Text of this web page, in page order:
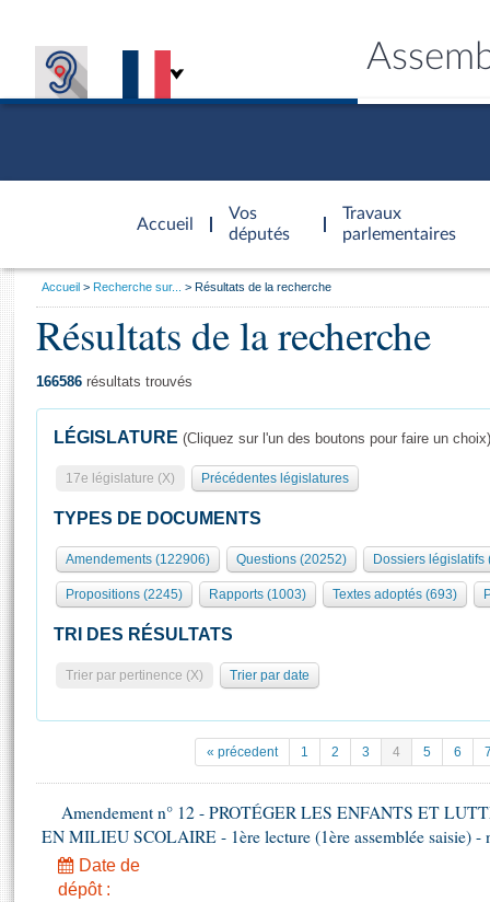
Accueil
d'accueil
Vos
députés
Travaux
parlementaires
Présidence
577 députés
Groupes politiques
Séance publique
Commissions et autres organes
Europe et International
Pétitions
Projets de loi
Propositions de loi
Amendements
Textes adoptés
Général
Rôle et pouvoirs de l'Assemblée
Organisation de l'Assemblée
Présidence Conférence des Présidents Bureau Collège des
Statistiques et chiffres clés
Documents de référence
( Constitution | Règlement de l'Assemblée ... )
Juniors
Visiter l'Assemblée
Visite virtuelle du palais Bourbon
Assister à une séance
Contacts et plan d'accès
Photos libres de droit
Vous
Accueil Recherche sur... Résultats de la recherche
Résultats de la recherche
166586 résultats trouvés
LÉGISLATURE (Cliquez sur l'un des boutons pour faire un choix)
17e législature (X) Précédentes législatures
TYPES DE DOCUMENTS
Amendements (122906) Questions (20252) Dossiers législatifs
Propositions (2245) Rapports (1003) Textes adoptés (693)
TRI DES RÉSULTATS
Trier par pertinence (X) Trier par date
« précedent 1 2 3 4 5 6
Amendement n° 12 - PROTÉGER LES ENFANTS ET
EN MILIEU SCOLAIRE - 1ère lecture (1ère assemblée saisie) -
Date de
dépôt :